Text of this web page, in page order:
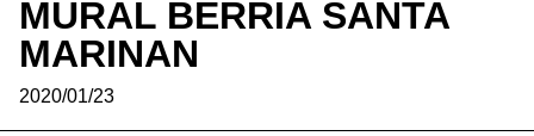
MURAL BERRIA SANTA
MARINAN
2020/01/23